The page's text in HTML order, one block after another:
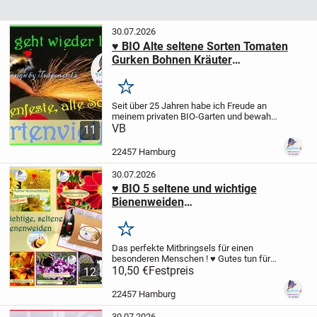
11
30.07.2026
♥ BIO Alte seltene Sorten Tomaten
Gurken Bohnen Kräuter
Tulpenstolz
Merken
Seit über 25 Jahren habe ich Freude an
meinem privaten BIO-Garten und bewahre
„Alte Schätzchen“. ♥ Nur Liebe und
fachgerecht geerntet und getrocknet - von
Hand sortiert für eine hohe Keimquote
und - sehr begrenzt verfügbar und nicht
zur Vermarktung bestimmt, deshalb nur
Abgabe an Hobbygärtner !
VB
22457 Hamburg
12
30.07.2026
♥ BIO 5 seltene und wichtige
Bienenweiden
Nikolaus,Weihnachten,Geschenk,Mitb
ringsel,Sonnenblume,
Merken
Das perfekte Mitbringsels für einen
besonderen Menschen ! ♥ Gutes tun für
Bienchen & Co. ♥ Nur Liebe und
Bilder. Preis 10,50 € versandkostenfrei.
Sorten siehe unten: + Kleiner Faltkarton-
10,50 €Festpreis
22457 Hamburg